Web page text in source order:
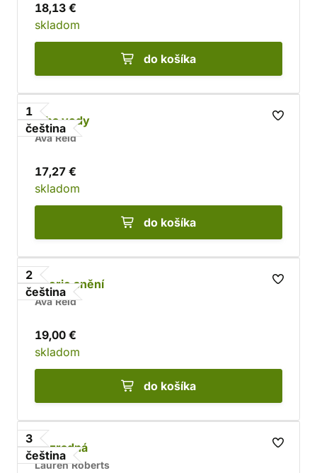
18,13 €
skladom
do košíka
1
čeština
Tíha vody
Ava Reid
17,27 €
skladom
do košíka
2
čeština
Teorie snění
Ava Reid
19,00 €
skladom
do košíka
3
čeština
Bezradná
Lauren Roberts